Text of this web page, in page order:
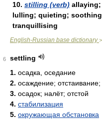
10. stilling (verb)
lulling; quieting;
tranquillising
English-Russian base dictionary>
6
settling
1. осадка, оседание
2. осаждение;
3. осадок; налёт; отстой
4. стабилизация
5. окружающая обстановка